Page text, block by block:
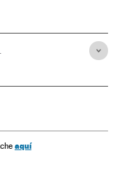
Transporte
aquí